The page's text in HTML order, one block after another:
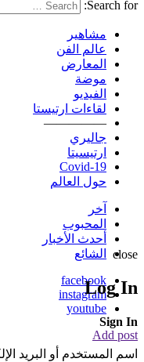
Search for:
مشاهير
عالم الفن
المعارض
موضة
الفيديو
لقاءات ارتيستا
—————
جاليري
ارتيسيتا
Covid-19
حول العالم
آخر
المحبوب
أحدث الأخبار
الشائع
facebook
instagram
youtube
Add post
close
Log In
Sign In
اسم المستخدم أو البريد